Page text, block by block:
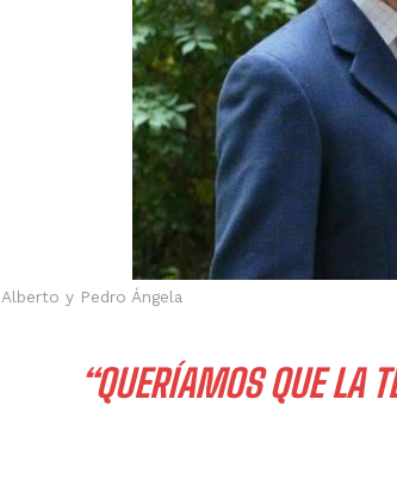
I've read and accept thePrivacy
Muhammad
Alberto y Pedro Ángela
“QUERÍAMOS QUE LA